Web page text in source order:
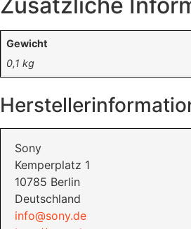
Gewicht
0,1 kg
Sony
Kemperplatz 1
10785 Berlin
Deutschland
info@sony.de